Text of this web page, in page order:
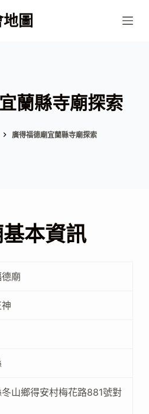
圖
蘭縣寺廟探索
廣得福德廟宜蘭縣寺廟探索
本資訊
廟
山鄉得安村梅花路881號對